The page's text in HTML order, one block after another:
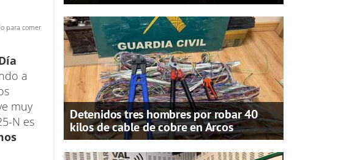
para comer
a
muy
N es
Detenidos tres hombres por robar 40
kilos de cable de cobre en Arcos